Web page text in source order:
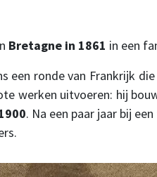
Bretagne in 1861 in een
een ronde van Frankrijk
werken uitvoeren: hij
. Na een paar jaar bij